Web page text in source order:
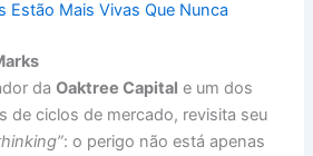
Estão Mais Vivas Que Nunca
daOaktree Capital e um dos
de ciclos de mercado, revisita seu
: o perigo não está apenas